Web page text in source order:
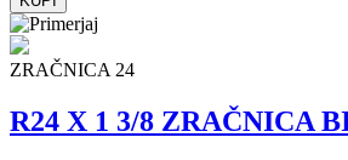
ZRAČNICA 24
R24 X 1 3/8 ZRAČNICA